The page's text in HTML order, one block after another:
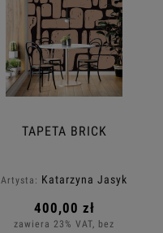
TAPETA BRICK
Artysta: Katarzyna Jasyk
400,00 zł
zawiera 23% VAT, bez